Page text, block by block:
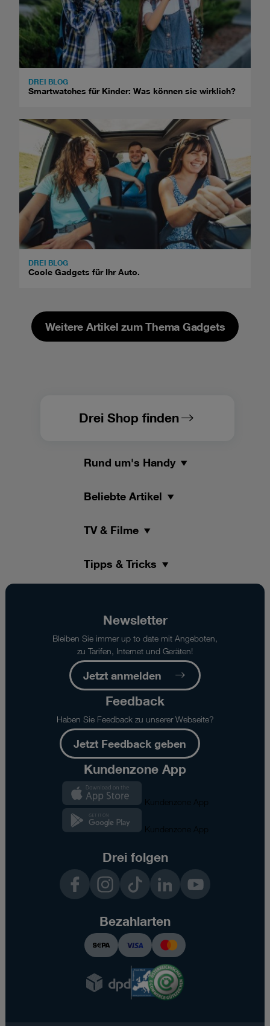
DREI BLOG
Smartwatches für Kinder: Was können sie wirklich?
DREI BLOG
Coole Gadgets für Ihr Auto.
Weitere Artikel zum Thema Gadgets
Drei Shop finden
Rund um's Handy
Beliebte Artikel
TV & Filme
Tipps & Tricks
Newsletter
Bleiben Sie immer up to date mit Angeboten,
zu Tarifen, Internet und Geräten!
Jetzt anmelden
Feedback
Haben Sie Feedback zu unserer Webseite?
Jetzt Feedback geben
Kundenzone App
Kundenzone App
Kundenzone App
Drei folgen
InstagramTikTok LinkedIn YouTube
Bezahlarten